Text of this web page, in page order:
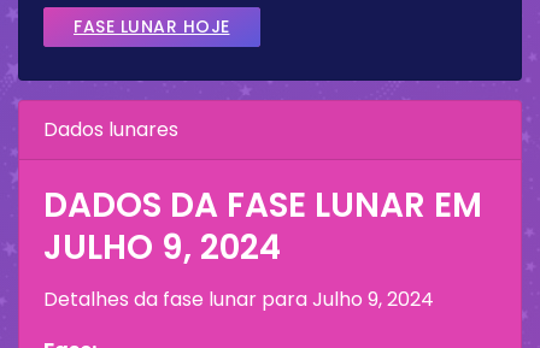
FASE LUNAR HOJE
Dados lunares
DADOS DA FASE LUNAR EM
JULHO 9, 2024
Detalhes da fase lunar paraJulho 9, 2024